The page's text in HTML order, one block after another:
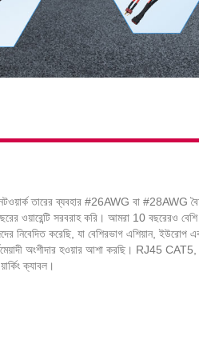
তারের ব্যবহার #26AWG বা #28AWG
ওয়ারেন্টি সরবরাহ করি। আমরা 10 বছরেরও
নিবেদিত করেছি, যা বেশিরভাগ এশিয়ান, ইউরোপ
অংশীদার হওয়ার আশা করছি। RJ45
ক্যাবল।